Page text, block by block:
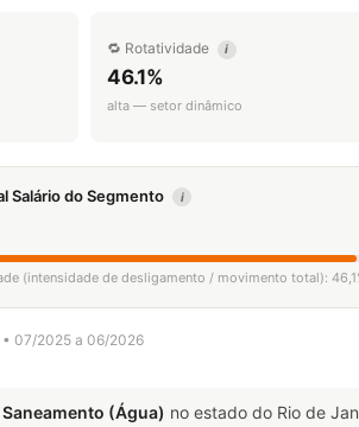
🔁 Rotatividade i
46.1%
alta — setor dinâmico
Salário do Segmento i
(intensidade de desligamento / movimento total):
• 07/2025 a 06/2026
Saneamento (Água) no estado do Rio de